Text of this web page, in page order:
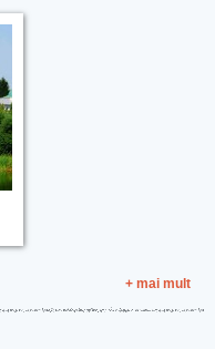
+ mai mult